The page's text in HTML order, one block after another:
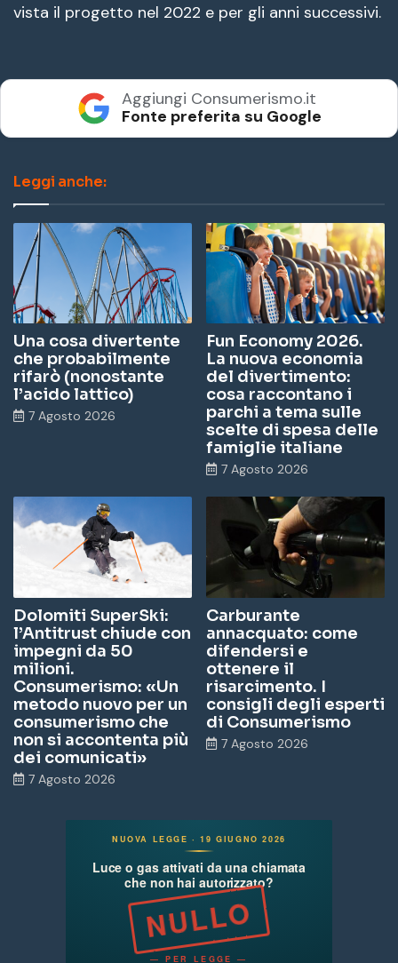
vista il progetto nel 2022 e per gli anni successivi.
Aggiungi Consumerismo.it
Fonte preferita su Google
Leggi anche:
Una cosa divertente
che probabilmente
rifarò (nonostante
l’acido lattico)
7 Agosto 2026
Fun Economy 2026.
La nuova economia
del divertimento:
cosa raccontano i
parchi a tema sulle
scelte di spesa delle
famiglie italiane
7 Agosto 2026
Dolomiti SuperSki:
l’Antitrust chiude con
impegni da 50
milioni.
Consumerismo: «Un
metodo nuovo per un
consumerismo che
non si accontenta più
dei comunicati»
7 Agosto 2026
Carburante
annacquato: come
difendersi e
ottenere il
risarcimento. I
consigli degli esperti
di Consumerismo
7 Agosto 2026